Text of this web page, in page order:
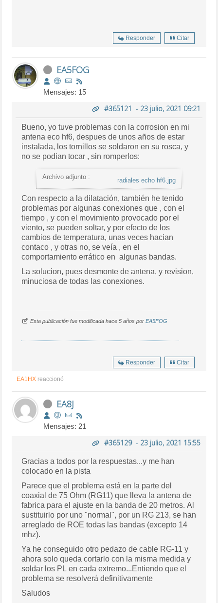
Responder Citar
EA5FOG
Mensajes: 15
#365121 - 23 julio, 2021 09:21
Bueno, yo tuve problemas con la corrosion en mi
antena eco hf6, despues de unos años de estar
instalada, los tornillos se soldaron en su rosca, y
no se podian tocar , sin romperlos:
Archivo adjunto : radiales echo hf6.jpg
Con respecto a la dilatación, también he tenido
problemas por algunas conexiones que , con el
tiempo , y con el movimiento provocado por el
viento, se pueden soltar, y por efecto de los
cambios de temperatura, unas veces hacian
contaco , y otras no, se veía , en el
comportamiento errático en algunas bandas.
La solucion, pues desmonte de antena, y revision,
minuciosa de todas las conexiones.
Esta publicación fue modificada hace 5 años porEA5FOG
Responder Citar
EA1HX reaccionó
EA8J
Mensajes: 21
#365129- 23 julio, 2021 15:55
Gracias a todos por la respuestas...y me han
colocado en la pista
Parece que el problema está en la parte del
coaxial de 75 Ohm (RG11) que lleva la antena de
fabrica para el ajuste en la banda de 20 metros. Al
sustituirlo por uno "normal", por un RG 213, se han
arreglado de ROE todas las bandas (excepto 14
mhz).
Ya he conseguido otro pedazo de cable RG-11 y
ahora solo queda cortarlo con la misma medida y
soldar los PL en cada extremo...Entiendo que el
problema se resolverá definitivamente
Saludos